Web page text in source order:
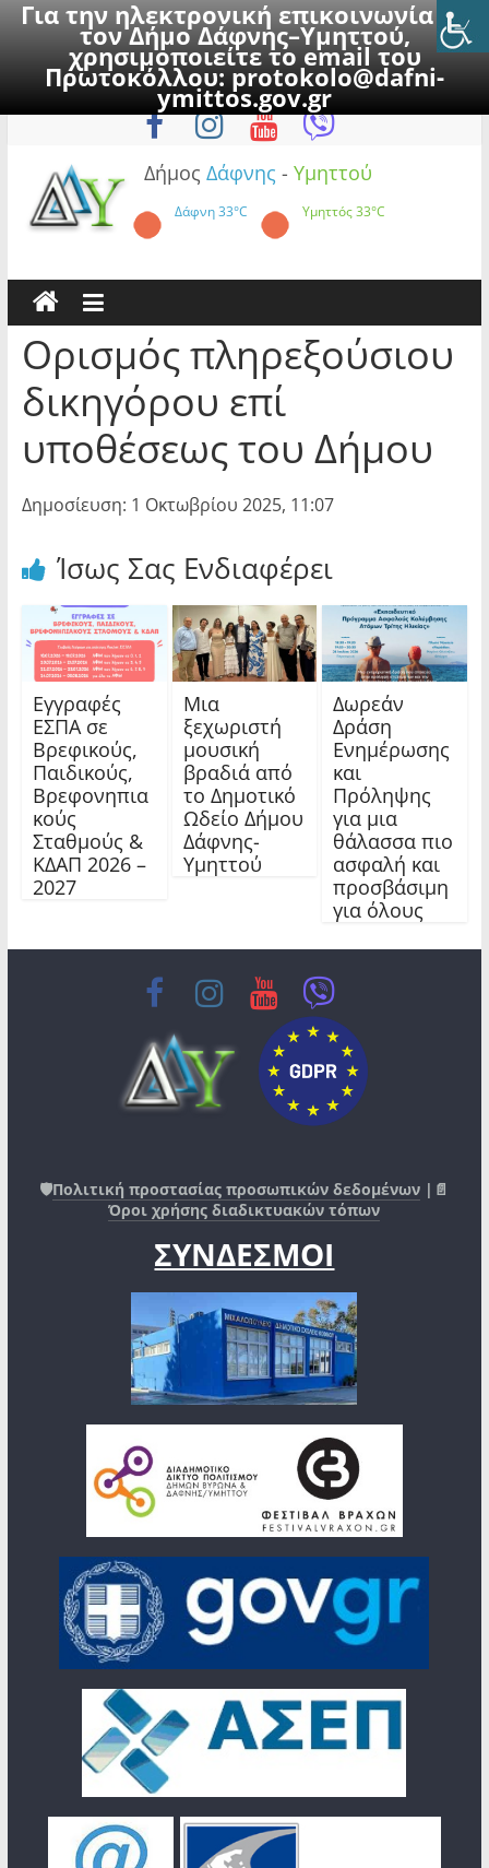
Για την ηλεκτρονική επικοινωνία με
τον Δήμο Δάφνης–Υμηττού,
χρησιμοποιείτε το email του
Πρωτοκόλλου:protokolo@dafni-
ymittos.gov.gr
to
Πέμπτη, 6 Αυγούστου 2026
Δήμος Δάφνης - Υμηττού
Δάφνη33°C Υμηττός33°C
Ορισμός πληρεξούσιου
δικηγόρου επί
υποθέσεως του Δήμου
Δημοσίευση: 1 Οκτωβρίου 2025, 11:07
Ίσως Σας Ενδιαφέρει
Εγγραφές
ΕΣΠΑ σε
Βρεφικούς,
Παιδικούς,
Βρεφονηπια
κούς
Σταθμούς &
ΚΔΑΠ 2026 –
2027
Μια
ξεχωριστή
μουσική
βραδιά από
το Δημοτικό
Ωδείο Δήμου
Δάφνης-
Υμηττού
Δωρεάν
Δράση
Ενημέρωσης
και
Πρόληψης
για μια
θάλασσα πιο
ασφαλή και
προσβάσιμη
για όλους
🛡️Πολιτική προστασίας προσωπικών δεδομένων |📄
Όροι χρήσης διαδικτυακών τόπων
ΣΥΝΔΕΣΜΟΙ